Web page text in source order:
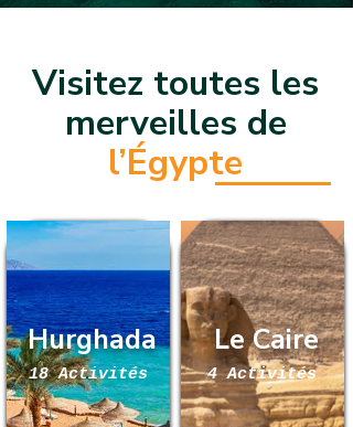
Visitez toutes les
merveilles de
l’Égypte
Hurghada
18 Activités
Le Caire
4 Activités